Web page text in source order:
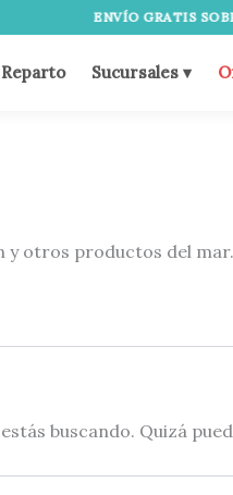
ENVÍO GRATIS
Sucursales ▾
y otros productos del
buscando. Quizá